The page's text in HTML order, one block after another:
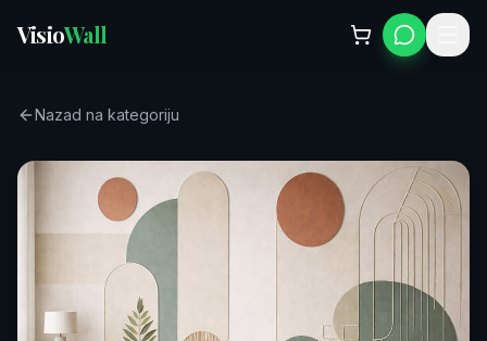
VisioWall
Nazad na kategoriju